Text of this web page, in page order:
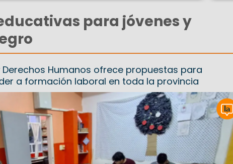
para jóvenes y
Derechos Humanos ofrece propuestas para
a formación laboral en toda la provincia